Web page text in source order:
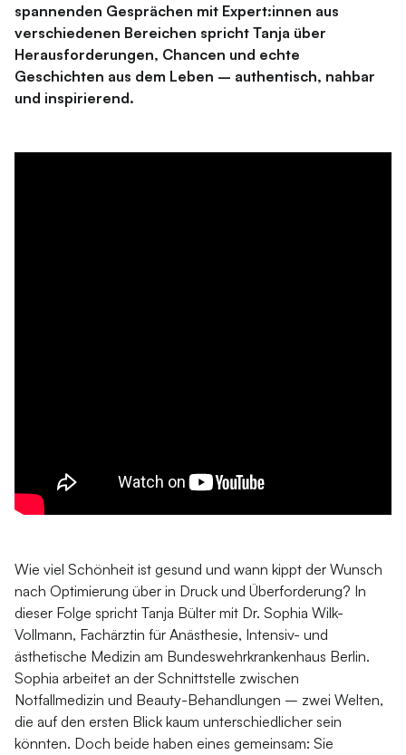
spannenden Gesprächen mit Expert:innen aus
verschiedenen Bereichen spricht Tanja über
Herausforderungen, Chancen und echte
Geschichten aus dem Leben – authentisch, nahbar
und inspirierend.
Wie viel Schönheit ist gesund und wann kippt der Wunsch
nach Optimierung über in Druck und Überforderung? In
dieser Folge spricht Tanja Bülter mit Dr. Sophia Wilk-
Vollmann, Fachärztin für Anästhesie, Intensiv- und
ästhetische Medizin am Bundeswehrkrankenhaus Berlin.
Sophia arbeitet an der Schnittstelle zwischen
Notfallmedizin und Beauty-Behandlungen – zwei Welten,
die auf den ersten Blick kaum unterschiedlicher sein
könnten. Doch beide haben eines gemeinsam: Sie